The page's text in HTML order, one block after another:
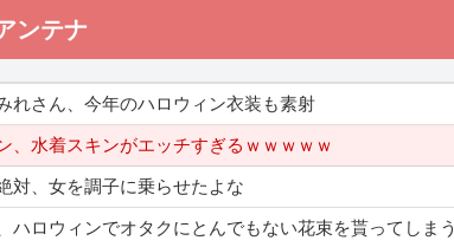
ンテナ
れさん、今年のハロウィン衣装も素射
、水着スキンがエッチすぎるｗｗｗｗｗ
対、女を調子に乗らせたよな
ハロウィンでオタクにとんでもない花束を貰ってしまう